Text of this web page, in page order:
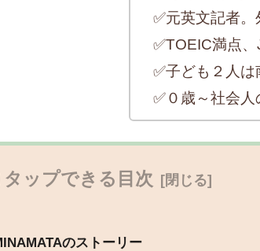
✅元英文記者。
✅TOEIC満点、
✅子ども２人は
✅０歳～社会人
タップできる目次
のストーリー